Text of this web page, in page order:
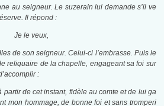
au seigneur. Le suzerain lui demande s’il ve
Il répond :
Je le veux,
de son seigneur. Celui-ci l’embrasse. Puis le
reliquaire de la chapelle, engageant sa foi sur
:
partir de cet instant, fidèle au comte et de lui ga
mon hommage, de bonne foi et sans tromperi